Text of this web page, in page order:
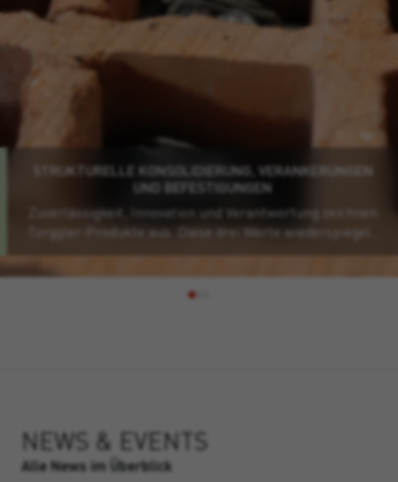
STRUKTURELLE KONSOLIDIERUNG, VERANKERUNGEN
UND BEFESTIGUNGEN
Zuverlässigkeit, Innovation und Verantwortung zeichnen
Torggler-Produkte aus. Diese drei Werte wiederspiegeln
sich auch in unseren Verankerungs- und
Fachinstallateuren oder einfachen Heimwerker
NEWS & EVENTS
Alle News im Überblick